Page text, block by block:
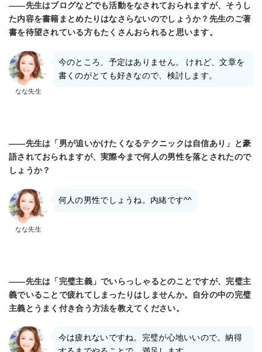
――先生はブログなどでも活動をなされておられますが、そうし
た内容を書籍まとめたりはなさらないのでしょうか？先生のご著
書を待望されている方もたくさんおられると思います。
なな先生
今のところ、予定はありません。 けれど、文章を
書くのがとても好きなので、検討します。
――先生は「男が追いかけたくなるテクニックは自信あり」と豪
語されておられますが、実際今まで何人の男性を落とされたので
しょうか？
なな先生
何人の男性でしょうね。内緒です^^
――先生は「完璧主義」でいらっしゃるとのことですが、完璧主
義でいることで疲れてしまったりはしませんか。自分の中の完璧
主義とうまく付き合う方法を教えてください。
今は疲れないですね。完璧が心地いいので。納得